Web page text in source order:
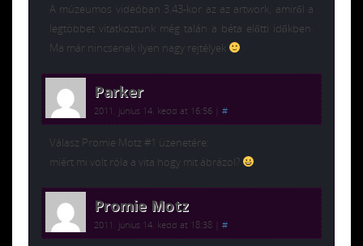
A múzeumos videóban 3.43-kor az az artwork, amiről a
legtöbbet vitatkoztunk még talán a béta előtti időkben.
Ma már nincsenek ilyen nagy rejtélyek
Parker
2011. június 14. kedd at 16:56 #
Válasz Promie Motz #1 üzenetére:
miért mi volt róla a vita hogy mit ábrázol?
Promie Motz
2011. június 14. kedd at 18:38 #